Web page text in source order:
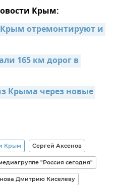
Крым:
отремонтируют и
165 км дорог в
Крыма через новые
Крым Сергей Аксенов
"Россия сегодня"
Дмитрию Киселеву